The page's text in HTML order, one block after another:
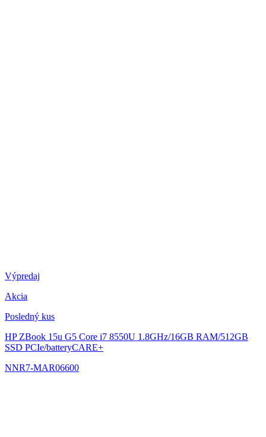
Výpredaj
Akcia
Posledný kus
HP ZBook 15u G5 Core i7 8550U 1.8GHz/16GB RAM/512GB
SSD PCIe/batteryCARE+
NNR7-MAR06600